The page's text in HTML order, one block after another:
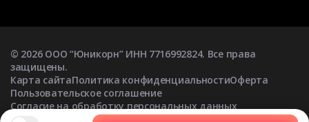
© 2026ООО “Юникорн” ИНН 7716992824. Все права
защищены.
Карта сайтаПолитика конфиденциальностиОферта
Пользовательское соглашение
Согласие на обработку персональных данных
Согласие на получение рекламных рассылок